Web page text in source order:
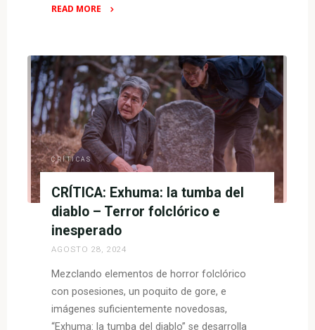
READ MORE
por
naturaleza
–
“gore”
extremo
en
medio
de
la
calma
del
CRÍTICAS
CRÍTICA: Exhuma: la tumba del
diablo – Terror folclórico e
inesperado
AGOSTO 28, 2024
Mezclando elementos de horror folclórico
con posesiones, un poquito de gore, e
imágenes suficientemente novedosas,
“Exhuma: la tumba del diablo” se desarrolla